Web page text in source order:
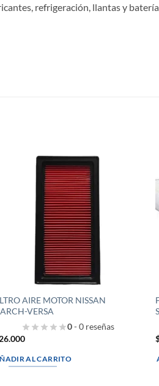
refrigeración, llantas y
AIRE MOTOR NISSAN
VERSA
0- 0 reseñas
26.000
AL CARRITO